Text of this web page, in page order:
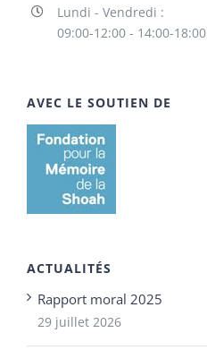
Lundi - Vendredi :
09:00-12:00 - 14:00-18:00
AVEC LE SOUTIEN DE
ACTUALITÉS
Rapport moral 2025
29 juillet 2026